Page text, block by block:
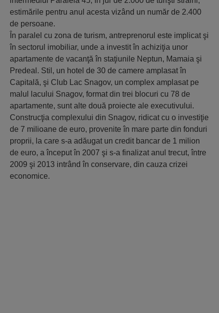
estimările pentru anul acesta vizând un număr de 2.400
de persoane.
În paralel cu zona de turism, antreprenorul este implicat şi
în sectorul imobiliar, unde a investit în achiziţia unor
apartamente de vacanţă în staţiunile Neptun, Mamaia şi
Predeal. Stil, un hotel de 30 de camere amplasat în
Capitală, şi Club Lac Snagov, un complex amplasat pe
malul lacului Snagov, format din trei blocuri cu 78 de
apartamente, sunt alte două proiecte ale executivului.
Construcţia complexului din Snagov, ridicat cu o investiţie
de 7 milioane de euro, provenite în mare parte din fonduri
proprii, la care s-a adăugat un credit bancar de 1 milion
de euro, a început în 2007 şi s-a finalizat anul trecut, între
2009 şi 2013 intrând în conservare, din cauza crizei
economice.